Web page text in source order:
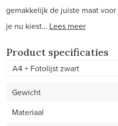
gemakkelijk de juiste maat
je nu kiest… Lees meer
Product specificaties
Gewicht
Materiaal